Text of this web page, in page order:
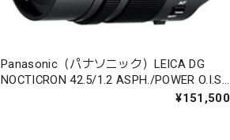
Panasonic（パナソニック）LEICA DG
NOCTICRON 42.5/1.2 ASPH./POWER O.I.S.
¥151,500